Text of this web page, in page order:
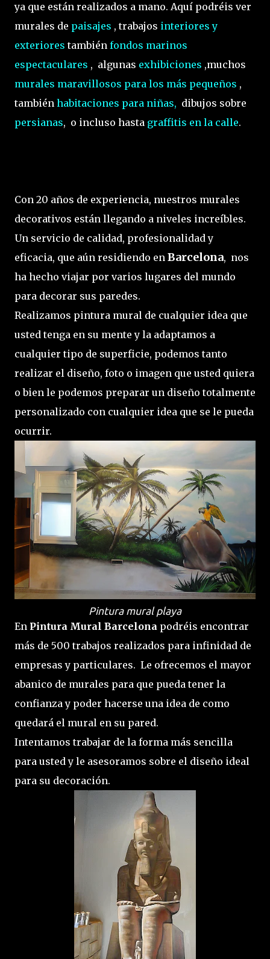
ya que están realizados a mano. Aquí podréis ver
murales de paisajes , trabajos interiores y
exteriores también fondos marinos
espectaculares , algunas exhibiciones ,muchos
murales maravillosos para los más pequeños ,
también habitaciones para niñas, dibujos sobre
persianas, o incluso hasta graffitis en la calle.
Con 20 años de experiencia, nuestros murales
decorativos están llegando a niveles increíbles.
Un servicio de calidad, profesionalidad y
eficacia, que aún residiendo en Barcelona, nos
ha hecho viajar por varios lugares del mundo
para decorar sus paredes.
Realizamos pintura mural de cualquier idea que
usted tenga en su mente y la adaptamos a
cualquier tipo de superficie, podemos tanto
realizar el diseño, foto o imagen que usted quiera
o bien le podemos preparar un diseño totalmente
personalizado con cualquier idea que se le pueda
ocurrir.
Pintura mural playa
En Pintura Mural Barcelona podréis encontrar
más de 500 trabajos realizados para infinidad de
empresas y particulares. Le ofrecemos el mayor
abanico de murales para que pueda tener la
confianza y poder hacerse una idea de como
quedará el mural en su pared.
Intentamos trabajar de la forma más sencilla
para usted y le asesoramos sobre el diseño ideal
para su decoración.